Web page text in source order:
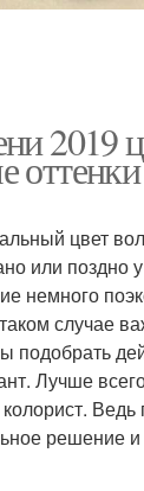
2019
цвет
или поздно
немного
случае
подобрать
Лучше
решение и